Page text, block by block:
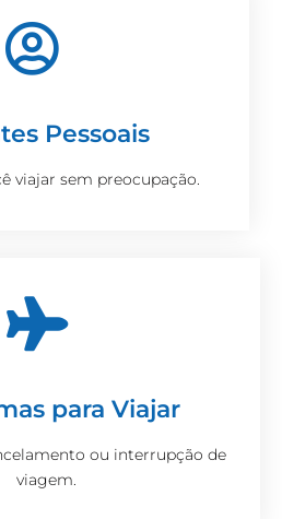
Pessoais
viajar sem preocupação.
para Viajar
ou interrupção de
viagem.